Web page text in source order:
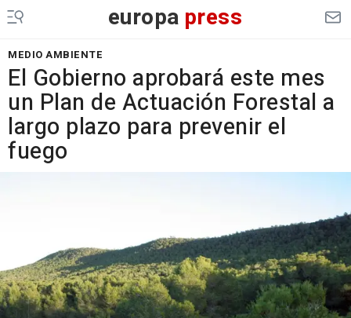
europa press
MEDIO AMBIENTE
El Gobierno aprobará este mes
un Plan de Actuación Forestal a
largo plazo para prevenir el
fuego